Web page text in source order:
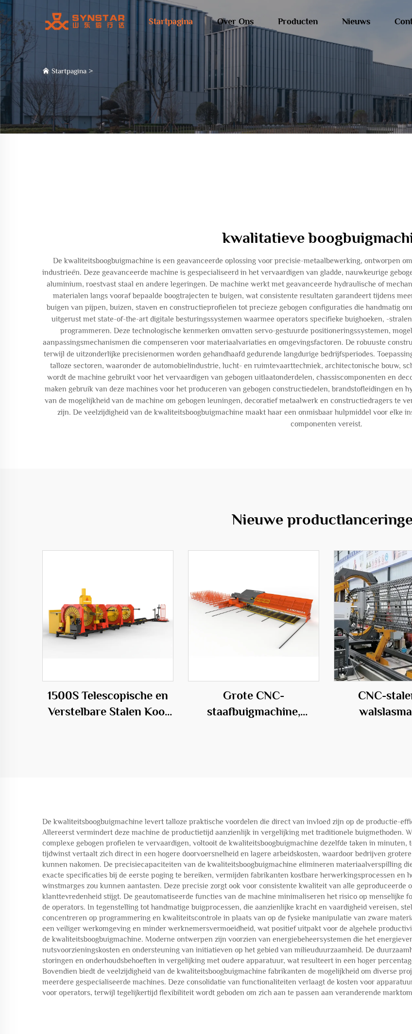
Startpagina Over Ons Producten Nieuws
Startpagina >
kwalitatieve
De kwaliteitsboogbuigmachine is een geavanceerde oplossing voor precisie-metaalbewerking, ontworpen
industrieën. Deze geavanceerde machine is gespecialiseerd in het vervaardigen van gladde, nauwkeurige
aluminium, roestvast staal en andere legeringen. De machine werkt met geavanceerde hydraulische of
materialen langs vooraf bepaalde boogtrajecten te buigen, wat consistente resultaten garandeert tijdens
buigen van pijpen, buizen, staven en constructieprofielen tot precieze gebogen configuraties die handmatig
uitgerust met state-of-the-art digitale besturingssystemen waarmee operators specifieke buighoeken, -
programmeren. Deze technologische kenmerken omvatten servo-gestuurde positioneringssystemen,
aanpassingsmechanismen die compenseren voor materiaalvariaties en omgevingsfactoren. De robuuste
terwijl de uitzonderlijke precisienormen worden gehandhaafd gedurende langdurige bedrijfsperiodes.
talloze sectoren, waaronder de automobielindustrie, lucht- en ruimtevaarttechniek, architectonische bouw,
wordt de machine gebruikt voor het vervaardigen van gebogen uitlaatonderdelen, chassiscomponenten en
maken gebruik van deze machines voor het produceren van gebogen constructiedelen, brandstofleidingen en
van de mogelijkheid van de machine om gebogen leuningen, decoratief metaalwerk en constructiedragers te
zijn. De veelzijdigheid van de kwaliteitsboogbuigmachine maakt haar een onmisbaar hulpmiddel voor elke
componenten vereist.
Nieuwe
1500S Telescopische en
Verstelbare Stalen Kooi
Grote CNC-
staafbuigmachine,
CNC-
De kwaliteitsboogbuigmachine levert talloze praktische voordelen die direct van invloed zijn op de productie-
Allereerst vermindert deze machine de productietijd aanzienlijk in vergelijking met traditionele buigmethoden.
complexe gebogen profielen te vervaardigen, voltooit de kwaliteitsboogbuigmachine dezelfde taken in
tijdwinst vertaalt zich direct in een hogere doorvoersnelheid en lagere arbeidskosten, waardoor bedrijven
kunnen nakomen. De precisiecapaciteiten van de kwaliteitsboogbuigmachine elimineren materiaalverspilling
exacte specificaties bij de eerste poging te bereiken, vermijden fabrikanten kostbare herwerkingsprocessen en
winstmarges zou kunnen aantasten. Deze precisie zorgt ook voor consistente kwaliteit van alle geproduceerde
klanttevredenheid stijgt. De geautomatiseerde functies van de machine minimaliseren het risico op menselijke
de operators. In tegenstelling tot handmatige buigprocessen, die aanzienlijke kracht en vaardigheid vereisen,
concentreren op programmering en kwaliteitscontrole in plaats van op de fysieke manipulatie van zware
een veiliger werkomgeving en minder werknemersvermoeidheid, wat positief uitpakt voor de algehele
de kwaliteitsboogbuigmachine. Moderne ontwerpen zijn voorzien van energiebeheersystemen die het
nutsvoorzieningskosten en ondersteuning van initiatieven op het gebied van milieuduurzaamheid. De
storingen en onderhoudsbehoeften in vergelijking met oudere apparatuur, wat resulteert in een hoger
Bovendien biedt de veelzijdigheid van de kwaliteitsboogbuigmachine fabrikanten de mogelijkheid om diverse
meerdere gespecialiseerde machines. Deze consolidatie van functionaliteiten verlaagt de kosten voor
voor operators, terwijl tegelijkertijd flexibiliteit wordt geboden om zich aan te passen aan veranderende